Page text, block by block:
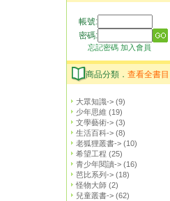
帳號:
密碼:
忘記密碼 加入會員
商品分類． 查看全書目
大眾知識-> (9)
少年思維 (19)
文學藝術-> (3)
生活百科-> (8)
老狐狸叢書-> (10)
希望工程 (25)
青少年閱讀-> (16)
芭比系列-> (18)
怪物大師 (2)
兒童叢書-> (62)